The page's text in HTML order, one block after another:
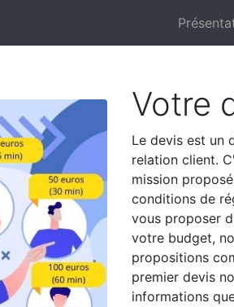
Votre
Le devis est un
relation client.
mission
conditions de
vous proposer
votre budget,
propositions
premier devis
informations